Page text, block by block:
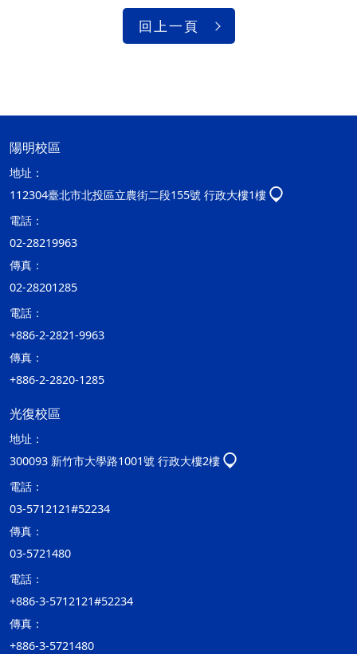
回上一頁
陽明校區
地址：
112304臺北市北投區立農街二段155號 行政大樓1樓
電話：
02-28219963
傳真：
02-28201285
電話：
+886-2-2821-9963
傳真：
+886-2-2820-1285
光復校區
地址：
300093 新竹市大學路1001號 行政大樓2樓
電話：
03-5712121#52234
傳真：
03-5721480
電話：
+886-3-5712121#52234
傳真：
+886-3-5721480